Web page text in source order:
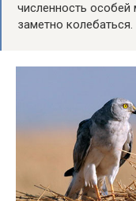
численность
заметно колебаться.